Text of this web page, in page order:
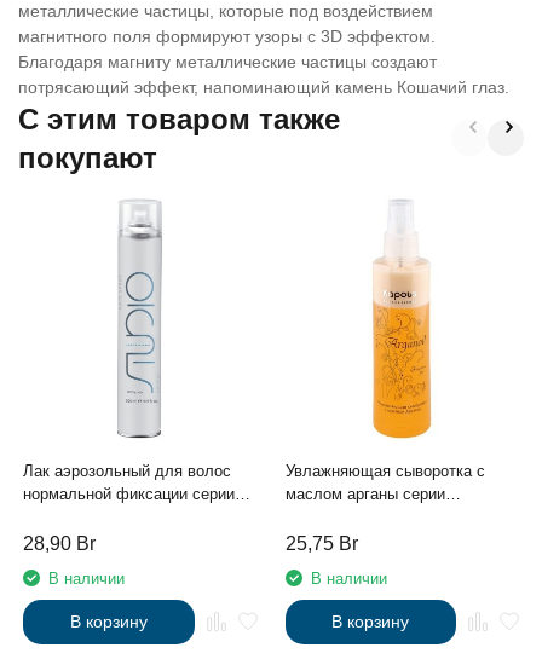
металлические частицы, которые под воздействием
магнитного поля формируют узоры с 3D эффектом.
Благодаря магниту металлические частицы создают
потрясающий эффект, напоминающий камень Кошачий глаз.
C этим товаром также
покупают
Лак аэрозольный для волос
нормальной фиксации серии
Professional, 500 мл
28,90 Br
В наличии
В корзину
Увлажняющая сыворотка с
маслом арганы серии
25,75 Br
В наличии
В корзину